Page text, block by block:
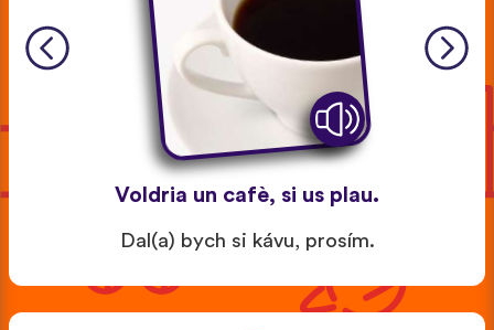
Voldria un cafè, si us plau.
Dal(a) bych si kávu, prosím.